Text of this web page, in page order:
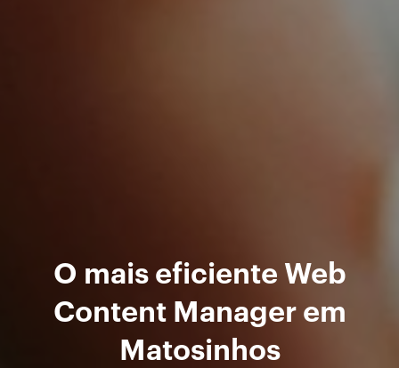
O mais eficiente Web
Content Manager em
Matosinhos